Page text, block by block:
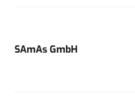
SAmAs GmbH